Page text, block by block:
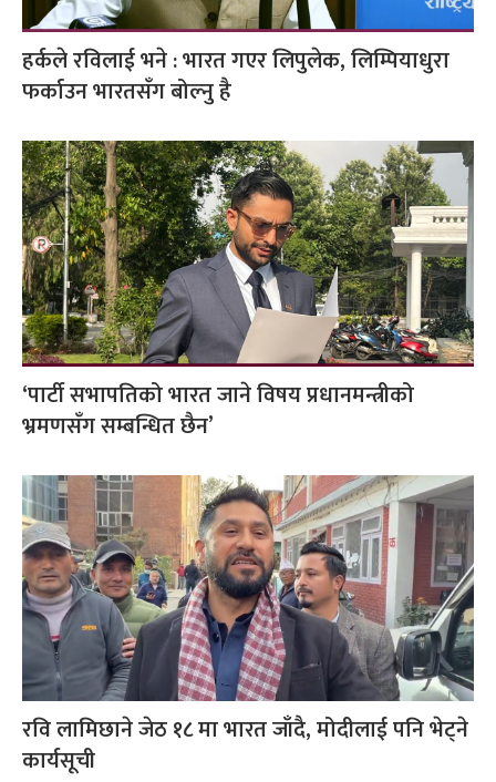
हर्कले रविलाई भने : भारत गएर लिपुलेक, लिम्पियाधुरा
फर्काउन भारतसँग बोल्नु है
‘पार्टी सभापतिको भारत जाने विषय प्रधानमन्त्रीको
भ्रमणसँग सम्बन्धित छैन’
रवि लामिछाने जेठ १८ मा भारत जाँदै, मोदीलाई पनि भेट्ने
कार्यसूची